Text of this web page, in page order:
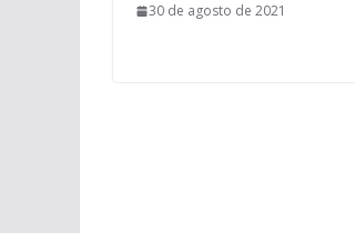
30 de agosto de 2021